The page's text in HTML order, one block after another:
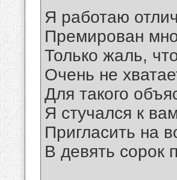
Я работаю
Премирован
Только жаль,
Очень не
Для такого
Я стучался к
Пригласить на
В девять сорок